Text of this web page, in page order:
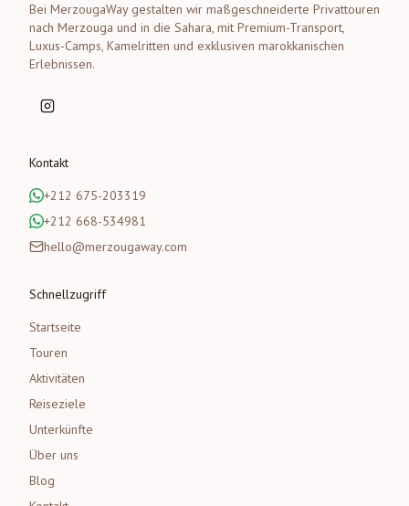
Bei MerzougaWay gestalten wir maßgeschneiderte Privattouren
nach Merzouga und in die Sahara, mit Premium-Transport,
Luxus-Camps, Kamelritten und exklusiven marokkanischen
Erlebnissen.
Kontakt
+212 675-203319
+212 668-534981
hello@merzougaway.com
Schnellzugriff
Startseite
Touren
Aktivitäten
Reiseziele
Unterkünfte
Über uns
Blog